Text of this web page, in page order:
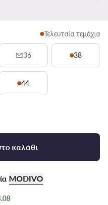
Τελευταία τεμάχια
36 38
44
καλάθι
MODIVO